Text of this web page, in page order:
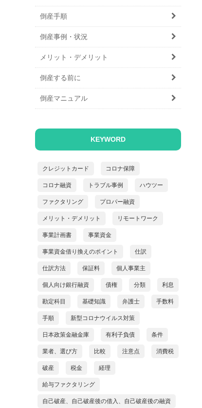
倒産手順
倒産事例・状況
メリット・デメリット
倒産する前に
倒産マニュアル
KEYWORD
クレジットカード コロナ保障
コロナ融資 トラブル事例 ハウツー
ファクタリング プロパー融資
メリット・デメリット リモートワーク
事業計画書 事業資金
事業資金借り換えのポイント 仕訳
仕訳方法 保証料 個人事業主
個人向け銀行融資 債権 分類 利息
勘定科目 基礎知識 弁護士 手数料
手順 新型コロナウイルス対策
日本政策金融金庫 有利子負債 条件
業者、選び方 比較 注意点 消費税
破産 税金 経理
給与ファクタリング
自己破産、自己破産後の借入、自己破産後の融資